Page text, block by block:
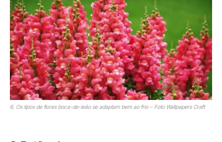
6. Os tipos de flores boca-de-leão se adaptam bem ao frio – Foto Wallpapers Craft